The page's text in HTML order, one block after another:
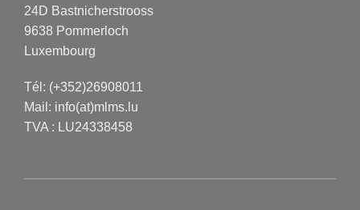
24D Bastnicherstrooss
9638 Pommerloch
Luxembourg
Tél: (+352)26908011
Mail: info(at)mlms.lu
TVA : LU24338458